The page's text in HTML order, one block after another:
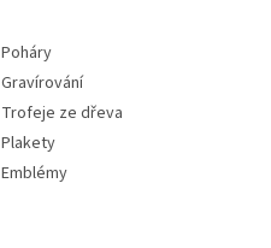
Poháry
Gravírování
Trofeje ze dřeva
Plakety
Emblémy